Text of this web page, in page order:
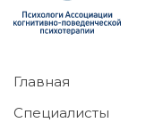
Главная
Специалисты